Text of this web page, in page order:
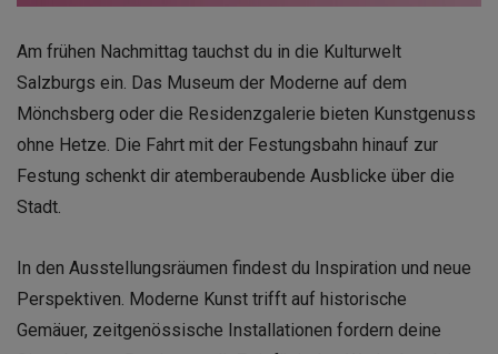
Am frühen Nachmittag tauchst du in die Kulturwelt
Salzburgs ein. Das Museum der Moderne auf dem
Mönchsberg oder die Residenzgalerie bieten Kunstgenuss
ohne Hetze. Die Fahrt mit der Festungsbahn hinauf zur
Festung schenkt dir atemberaubende Ausblicke über die
Stadt.
In den Ausstellungsräumen findest du Inspiration und neue
Perspektiven. Moderne Kunst trifft auf historische
Gemäuer, zeitgenössische Installationen fordern deine